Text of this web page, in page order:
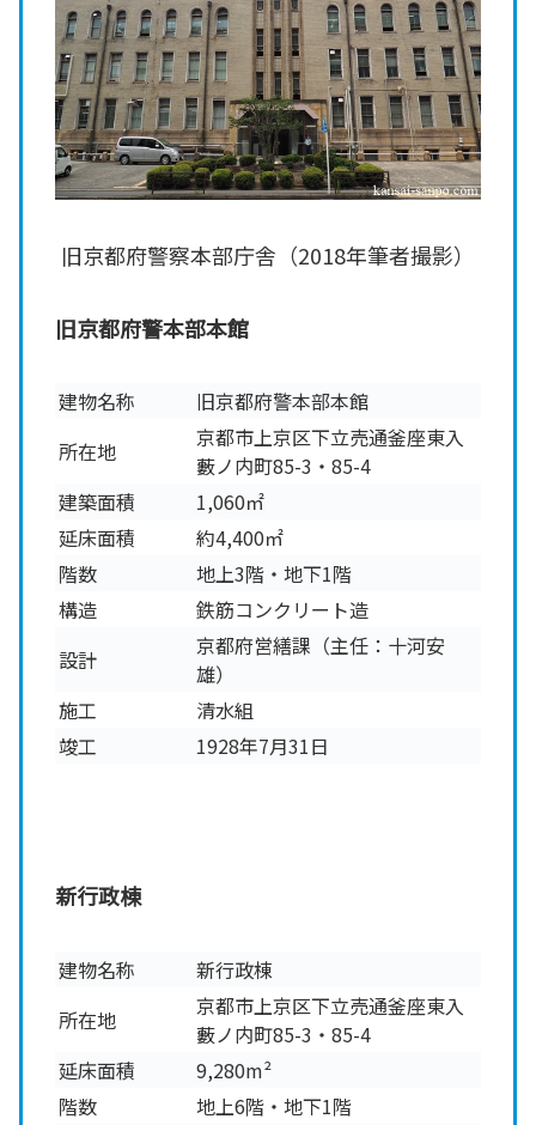
旧京都府警察本部庁舎（2018年筆者撮影）
旧京都府警本部本館
建物名称
旧京都府警本部本館
所在地
京都市上京区下立売通釜座東入
藪ノ内町85-3・85-4
建築面積
1,060㎡
延床面積
約4,400㎡
階数
地上3階・地下1階
構造
鉄筋コンクリート造
設計
京都府営繕課（主任：十河安
雄）
施工
清水組
竣工
1928年7月31日
新行政棟
建物名称
新行政棟
所在地
京都市上京区下立売通釜座東入
藪ノ内町85-3・85-4
延床面積
9,280m²
階数
地上6階・地下1階